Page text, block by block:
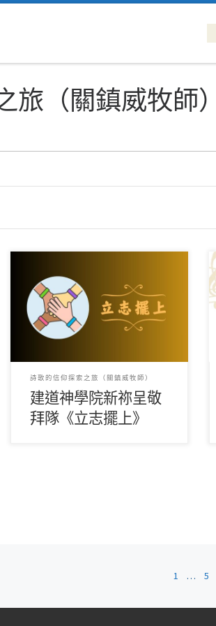
（關鎮威牧師）
《立志擺上》 建道神學院新祢呈敬
拜隊 曲詞：DJS 編曲：古丹青 曾
擺上 傾出大愛 曾捨棄 已被擘開
[…]
詩歌的信仰探索之旅（關鎮威牧師）
建道神學院新祢呈敬
拜隊 《立志擺上》
1 ... 5